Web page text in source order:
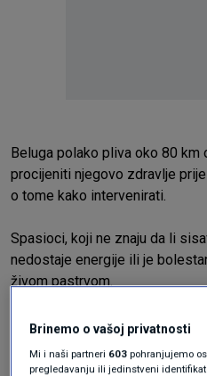
Beluga polako pliva oko 80 km
procijeniti njegovo zdravlje
o tome kako intervenirati.
Spasioci, koji ne znaju da li
nedostaje energije ili je
živom pastrvom.
"Nije se činilo previše
Brinemo o vašoj privatnosti
Mi i naši partneri 603 pohranjujemo
pregledavanju ili jedinstveni